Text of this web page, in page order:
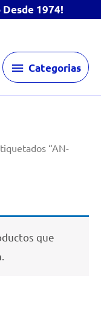
Desde 1974!
Categorias
Categorias
“AN-
que